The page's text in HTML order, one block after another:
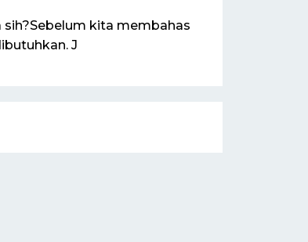
kita membahas
J